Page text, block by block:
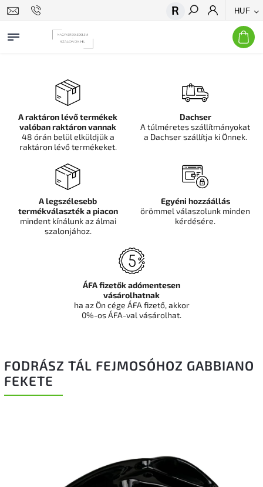
HUF
Keresés
FODRÁSZ TÁL FEJMOSÓHOZ GABBIANO
FEKETE
A raktáron lévő termékek
valóban raktáron vannak
48 órán belül elküldjük a
raktáron lévő termékeket.
Dachser
A túlméretes szállítmányokat
a Dachser szállítja ki Önnek.
A legszélesebb
termékválaszték a piacon
mindent kínálunk az álmai
szalonjához.
Egyéni hozzáállás
örömmel válaszolunk minden
kérdésére.
ÁFA fizetők adómentesen
vásárolhatnak
ha az Ön cége ÁFA fizető, akkor
0%-os ÁFA-val vásárolhat.